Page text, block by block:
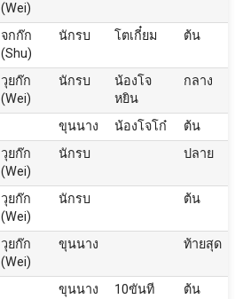
(Wei)
จกก๊ก
(Shu)
นักรบ โตเกี๋ยม ต้น
วุยก๊ก
(Wei)
นักรบ
น้องโจ
หยิน
กลาง
ขุนนาง น้องโจโก๋
ต้น
วุยก๊ก
(Wei)
นักรบ ปลาย
วุยก๊ก
(Wei)
นักรบ ต้น
วุยก๊ก
(Wei)
ขุนนาง ท้ายสุด
ขุนนาง 10ขันที
ต้น